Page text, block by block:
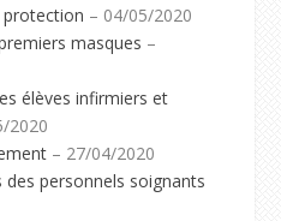
protection – 04/05/2020
masques –
élèves infirmiers et
2020
– 27/04/2020
personnels soignants